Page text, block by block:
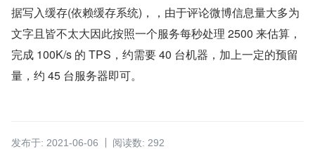
据写入缓存(依赖缓存系统)，，由于评论微博信息量大多为
文字且皆不太大因此按照一个服务每秒处理 2500 来估算，
完成 100K/s 的 TPS，约需要 40 台机器，加上一定的预留
量，约 45 台服务器即可。
发布于: 2021-06-06 阅读数: 292